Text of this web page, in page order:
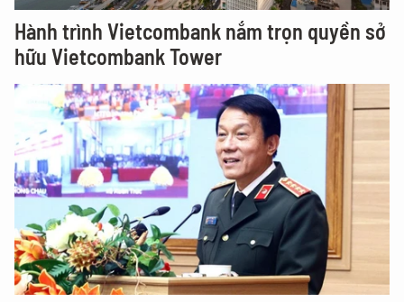
Hành trình Vietcombank nắm trọn quyền sở
hữu Vietcombank Tower